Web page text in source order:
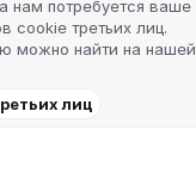
нам потребуется ваше
cookie третьих лиц.
можно найти на нашей
лиц